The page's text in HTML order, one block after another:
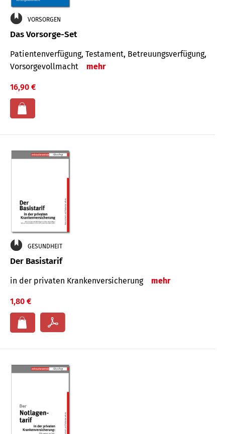
VORSORGEN
Das Vorsorge-Set
Patienten­ver­fügung, Testa­ment, Be­treuungs­verfü­gung,
Vor­sorge­voll­macht
mehr
16,90 €
GESUNDHEIT
Der Basistarif
in der privaten Kran­ken­ver­siche­rung mehr
1,80 €